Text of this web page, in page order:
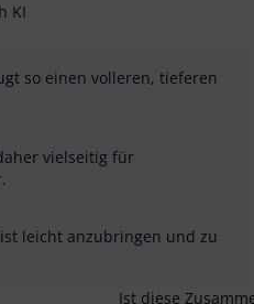
KI
so einen volleren, tieferen
vielseitig für
leicht anzubringen und zu
Ist diese